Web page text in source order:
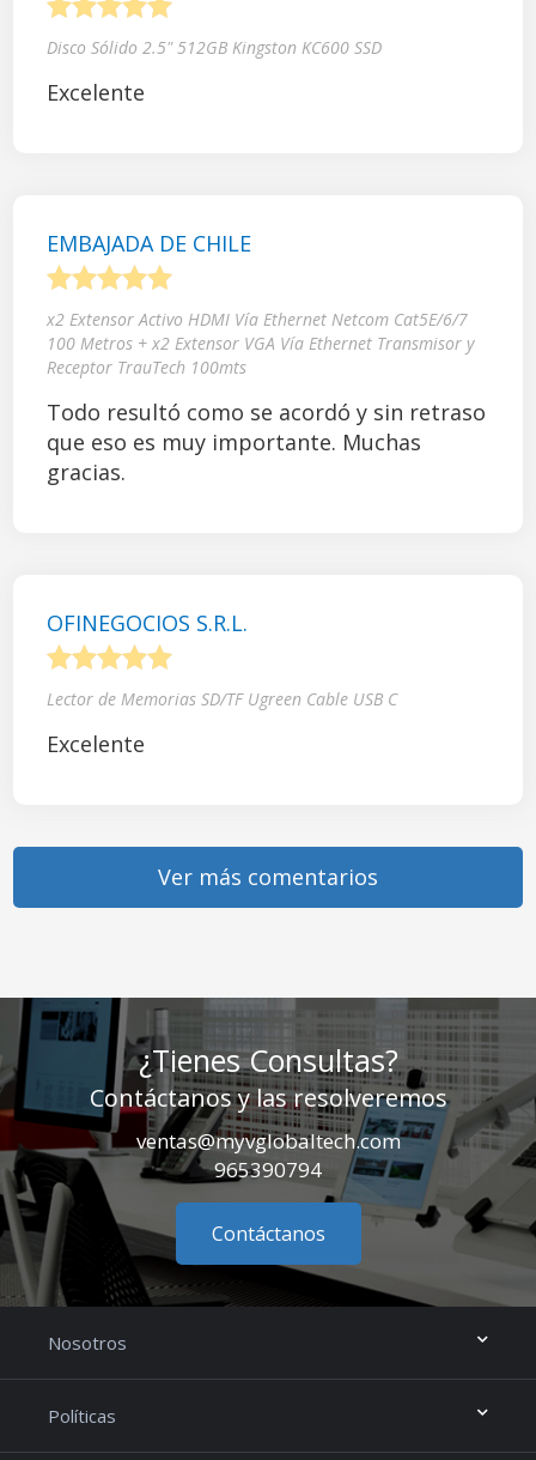
Disco Sólido 2.5" 512GB Kingston KC600 SSD
Excelente
EMBAJADA DE CHILE
x2 Extensor Activo HDMI Vía Ethernet Netcom Cat5E/6/7
100 Metros + x2 Extensor VGA Vía Ethernet Transmisor y
Receptor TrauTech 100mts
Todo resultó como se acordó y sin retraso
que eso es muy importante. Muchas
gracias.
OFINEGOCIOS S.R.L.
Lector de Memorias SD/TF Ugreen Cable USB C
Excelente
Ver más comentarios
¿Tienes Consultas?
Contáctanos y las resolveremos
ventas@myvglobaltech.com
965390794
Contáctanos
Nosotros
Políticas